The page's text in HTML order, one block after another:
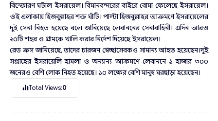
বিস্ফোরণ ঘটাল ইসরায়েল। বিমানবন্দরের বাইরে বোমা ফেলেছে ইসরায়েল।
ওই এলাকায় হিজবুল্লাহর শক্ত ঘাঁটি। পাল্টা হিজবুল্লাহর আক্রমণে ইসরায়েলের
দুই সেনা নিহত হয়েছে বলে জানিয়েছে লেবাননের সেনাবাহিনী। এদিন আরও
২০টি শহর ও গ্রামকে খালি করার নির্দেশ দিয়েছে ইসরায়েল।
রেড ক্রস জানিয়েছে, তাদের চারজন স্বেচ্ছাসেবকও সামান্য আহত হয়েছেন।দুই
সপ্তাহের ইসরায়েলি হামলা ও অন্যান্য আক্রমণে লেবাননে ১ হাজার ৩০০
জনেরও বেশি লোক নিহত হয়েছে। ১০ লক্ষের বেশি মানুষ ঘরছাড়া হয়েছেন।
Total Views:0